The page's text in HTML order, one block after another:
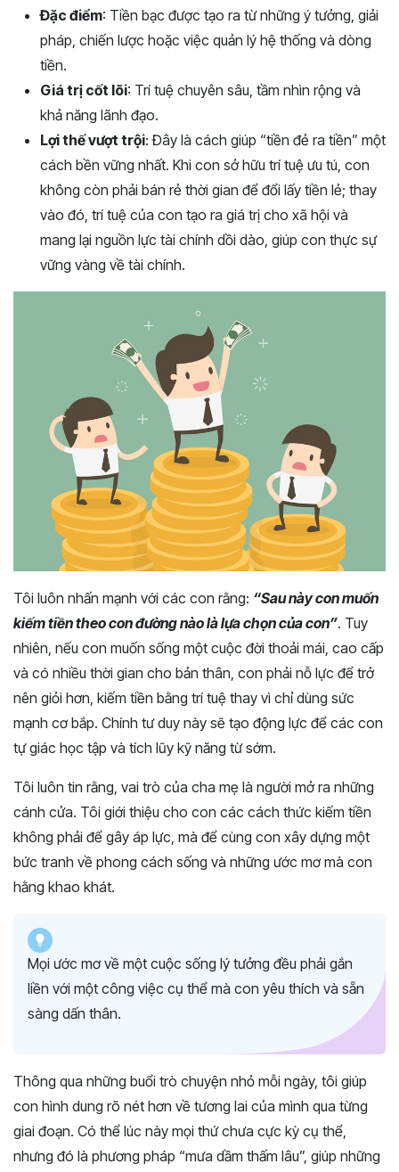
Đặc điểm: Tiền bạc được tạo ra từ những ý tưởng, giải
pháp, chiến lược hoặc việc quản lý hệ thống và dòng
tiền.
Giá trị cốt lõi: Trí tuệ chuyên sâu, tầm nhìn rộng và
khả năng lãnh đạo.
Lợi thế vượt trội: Đây là cách giúp “tiền đẻ ra tiền” một
cách bền vững nhất. Khi con sở hữu trí tuệ ưu tú, con
không còn phải bán rẻ thời gian để đổi lấy tiền lẻ; thay
vào đó, trí tuệ của con tạo ra giá trị cho xã hội và
mang lại nguồn lực tài chính dồi dào, giúp con thực sự
vững vàng về tài chính.
Tôi luôn nhấn mạnh với các con rằng: “Sau này con muốn
kiếm tiền theo con đường nào là lựa chọn của con”. Tuy
nhiên, nếu con muốn sống một cuộc đời thoải mái, cao cấp
và có nhiều thời gian cho bản thân, con phải nỗ lực để trở
nên giỏi hơn, kiếm tiền bằng trí tuệ thay vì chỉ dùng sức
mạnh cơ bắp. Chính tư duy này sẽ tạo động lực để các con
tự giác học tập và tích lũy kỹ năng từ sớm.
Tôi luôn tin rằng, vai trò của cha mẹ là người mở ra những
cánh cửa. Tôi giới thiệu cho con các cách thức kiếm tiền
không phải để gây áp lực, mà để cùng con xây dựng một
bức tranh về phong cách sống và những ước mơ mà con
hằng khao khát.
Mọi ước mơ về một cuộc sống lý tưởng đều phải gắn
liền với một công việc cụ thể mà con yêu thích và sẵn
sàng dấn thân.
Thông qua những buổi trò chuyện nhỏ mỗi ngày, tôi giúp
con hình dung rõ nét hơn về tương lai của mình qua từng
giai đoạn. Có thể lúc này mọi thứ chưa cực kỳ cụ thể,
nhưng đó là phương pháp “mưa dầm thấm lâu”, giúp những